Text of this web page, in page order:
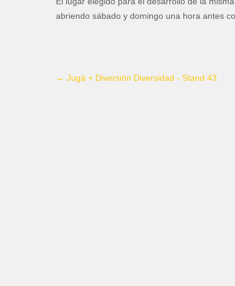
abriendo sábado y domingo una hora antes
← Jugá + Diversión Diversidad - Stand 43